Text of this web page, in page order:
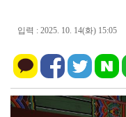
입력 : 2025. 10. 14(화) 15:05